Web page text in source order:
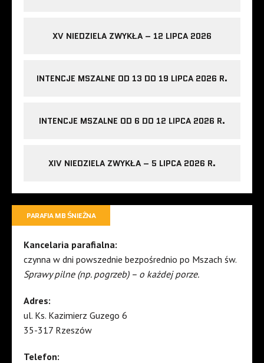
XV NIEDZIELA ZWYKŁA – 12 LIPCA 2026
INTENCJE MSZALNE OD 13 DO 19 LIPCA 2026 R.
INTENCJE MSZALNE OD 6 DO 12 LIPCA 2026 R.
XIV NIEDZIELA ZWYKŁA – 5 LIPCA 2026 R.
PARAFIA MB ŚNIEŻNA
Kancelaria parafialna:
czynna w dni powszednie bezpośrednio po Mszach św.
Sprawy pilne (np. pogrzeb) – o każdej porze.
Adres:
ul. Ks. Kazimierz Guzego 6
35-317 Rzeszów
Telefon: